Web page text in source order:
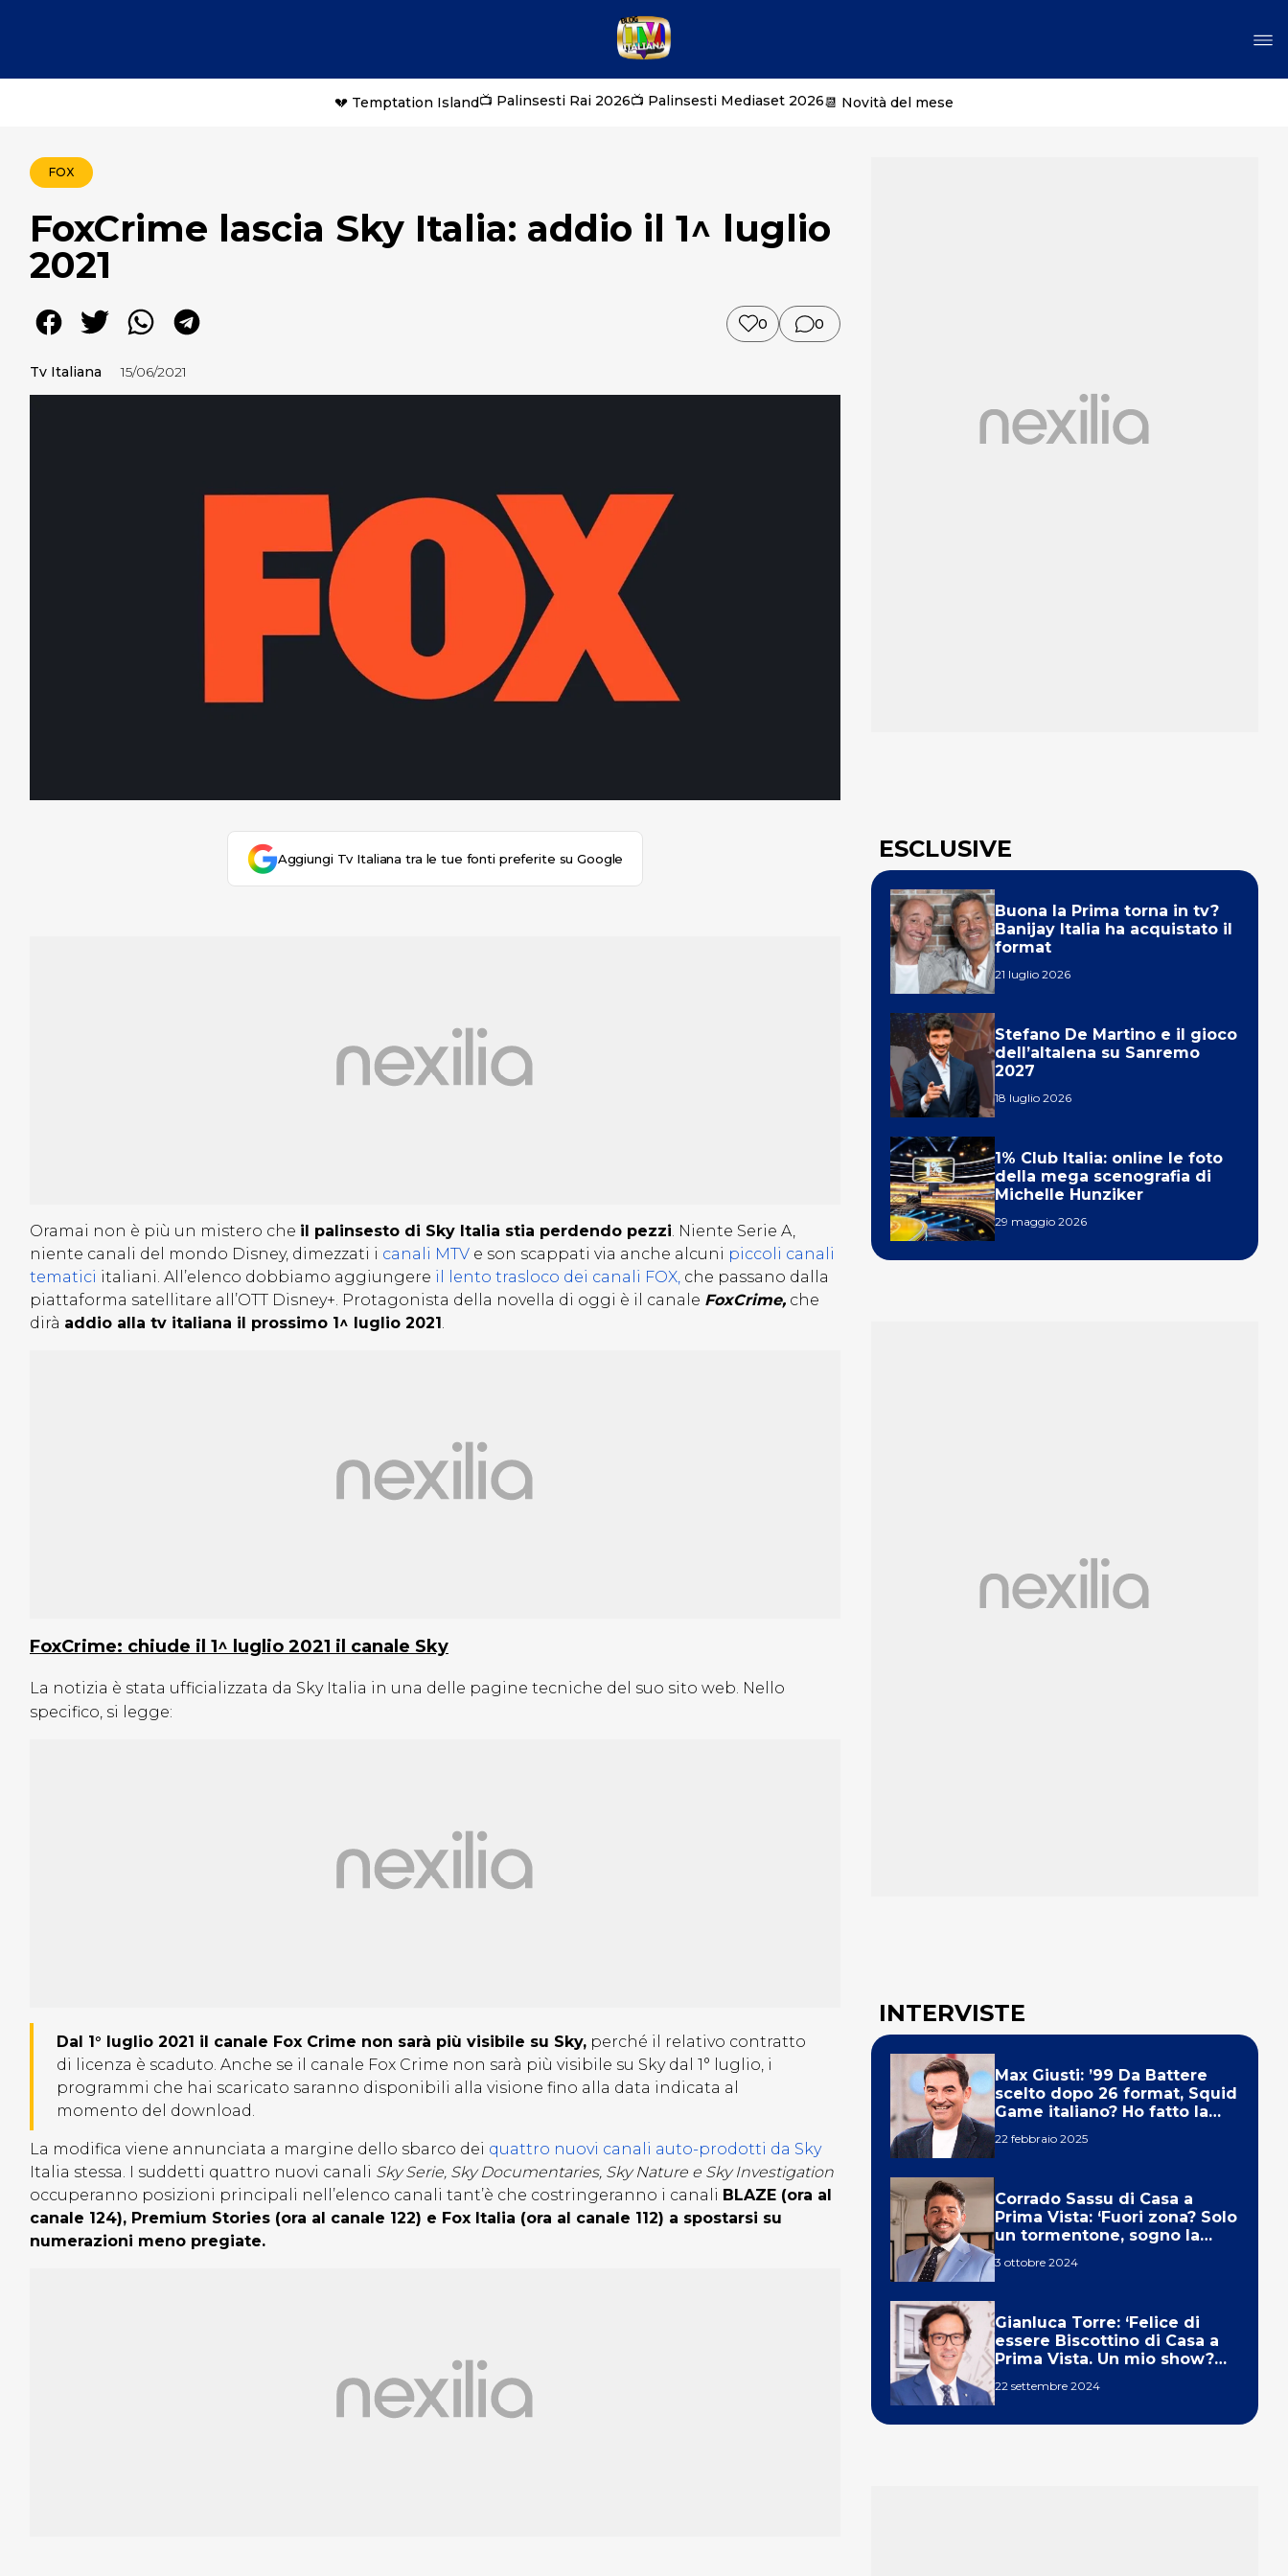
💔 Temptation Island📺 Palinsesti Rai 2026📺 Palinsesti Mediaset 2026📆 Novità del mese
FOX
FoxCrime lascia Sky Italia: addio il 1^ luglio
2021
0 0
Tv Italiana 15/06/2021
Aggiungi Tv Italiana tra le tue fonti preferite su Google
Oramai non è più un mistero che il palinsesto di Sky Italia stia perdendo pezzi. Niente Serie A,
niente canali del mondo Disney, dimezzati i canali MTV e son scappati via anche alcuni piccoli canali
tematici italiani. All’elenco dobbiamo aggiungere il lento trasloco dei canali FOX, che passano dalla
piattaforma satellitare all’OTT Disney+. Protagonista della novella di oggi è il canale FoxCrime, che
dirà addio alla tv italiana il prossimo 1^ luglio 2021.
FoxCrime: chiude il 1^ luglio 2021 il canale Sky
La notizia è stata ufficializzata da Sky Italia in una delle pagine tecniche del suo sito web. Nello
specifico, si legge:
Dal 1° luglio 2021 il canale Fox Crime non sarà più visibile su Sky, perché il relativo contratto
di licenza è scaduto. Anche se il canale Fox Crime non sarà più visibile su Sky dal 1° luglio, i
programmi che hai scaricato saranno disponibili alla visione fino alla data indicata al
momento del download.
La modifica viene annunciata a margine dello sbarco dei quattro nuovi canali auto-prodotti da Sky
Italia stessa. I suddetti quattro nuovi canali Sky Serie, Sky Documentaries, Sky Nature e Sky Investigation
occuperanno posizioni principali nell’elenco canali tant’è che costringeranno i canali BLAZE (ora al
canale 124), Premium Stories (ora al canale 122) e Fox Italia (ora al canale 112) a spostarsi su
numerazioni meno pregiate.
ESCLUSIVE
Buona la Prima torna in tv?
Banijay Italia ha acquistato il
format
21 luglio 2026
Stefano De Martino e il gioco
dell’altalena su Sanremo
2027
18 luglio 2026
1% Club Italia: online le foto
della mega scenografia di
Michelle Hunziker
29 maggio 2026
INTERVISTE
Max Giusti: ’99 Da Battere
scelto dopo 26 format, Squid
Game italiano? Ho fatto la
22 febbraio 2025
Corrado Sassu di Casa a
Prima Vista: ‘Fuori zona? Solo
un tormentone, sogno la
3 ottobre 2024
Gianluca Torre: ‘Felice di
essere Biscottino di Casa a
Prima Vista. Un mio show?
22 settembre 2024